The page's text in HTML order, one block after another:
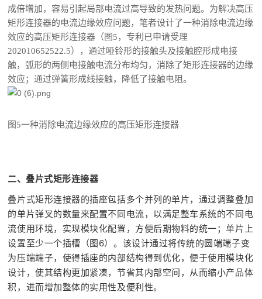
成倍增加，容易引起局部电流过高导致的发热问题。为解决高压
矩形连接器的电流边缘效应问题，笔者设计了一种消除电流边缘
效应的高压矩形连接器（图 5，专利已申请受理
202010652522.5），通过哑铃形的接触头及接触腔形成电接
触，弧形的两侧电接触电流分布均匀，消除了矩形连接器的边缘
效应；通过弹簧形成线接触，降低了接触电阻。
图5一种消除电流边缘效应的高压矩形连接器
二、叠片式矩形连接器
叠片式矩形连接器的插座包括多个并列的单片，通过调整叠加
的单片弹叉的数量来配置不同电流，以满足整车系统的不同电
流使用环境，实现模块化配置，方便后期物料的统一；单片上
设置至少一个插槽（图6）。该设计通过将传统的圆端端子变
为压端端子，使得插座的内部结构得到优化，便于使用模块化
设计，使其结构更加紧凑，节省其内部空间，从而缩小产品体
积，进而增加整体的实用性及便利性。